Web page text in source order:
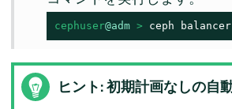
cephuser@adm > ceph
ヒント: 初期計画なしの自